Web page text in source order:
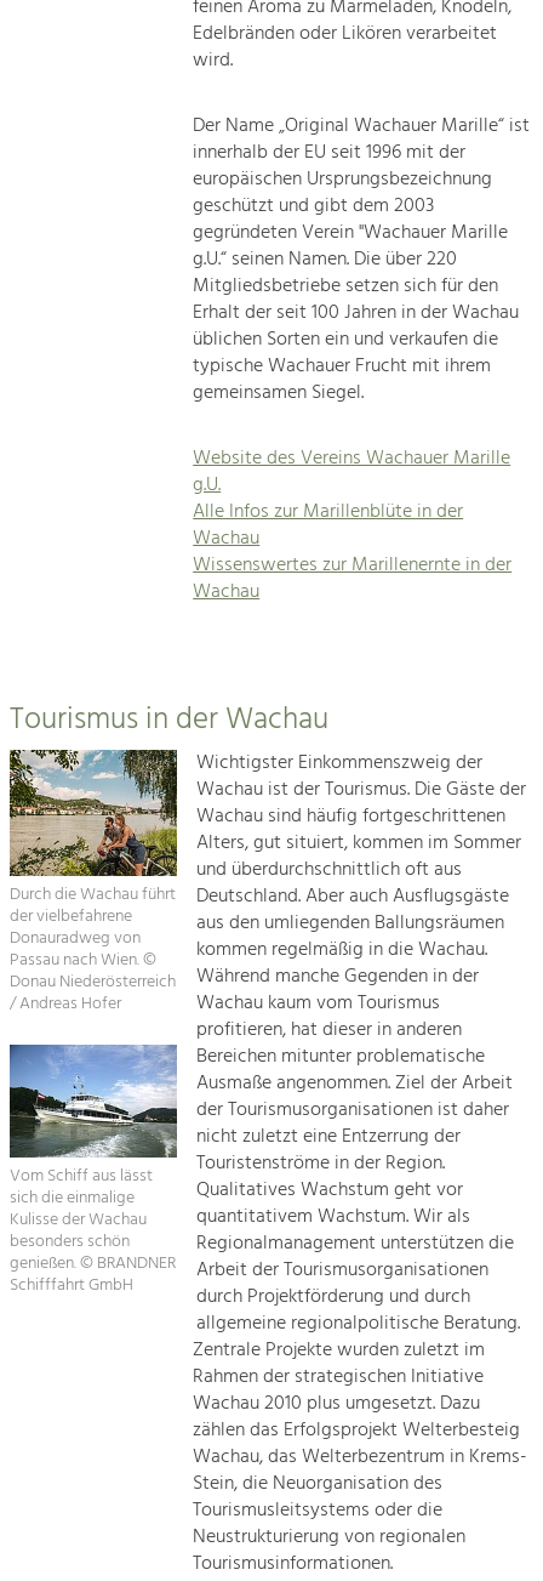
feinen Aroma zu Marmeladen, Knödeln,
Edelbränden oder Likören verarbeitet
wird.
Der Name „Original Wachauer Marille“ ist
innerhalb der EU seit 1996 mit der
europäischen Ursprungsbezeichnung
geschützt und gibt dem 2003
gegründeten Verein "Wachauer Marille
g.U.“ seinen Namen. Die über 220
Mitgliedsbetriebe setzen sich für den
Erhalt der seit 100 Jahren in der Wachau
üblichen Sorten ein und verkaufen die
typische Wachauer Frucht mit ihrem
gemeinsamen Siegel.
Website des Vereins Wachauer Marille
g.U.
Alle Infos zur Marillenblüte in der
Wachau
Wissenswertes zur Marillenernte in der
Wachau
Tourismus in der Wachau
Durch die Wachau führt
der vielbefahrene
Donauradweg von
Passau nach Wien. ©
Donau Niederösterreich
/ Andreas Hofer
Vom Schiff aus lässt
sich die einmalige
Kulisse der Wachau
besonders schön
genießen. © BRANDNER
Schifffahrt GmbH
Wichtigster Einkommenszweig der
Wachau ist der Tourismus. Die Gäste der
Wachau sind häufig fortgeschrittenen
Alters, gut situiert, kommen im Sommer
und überdurchschnittlich oft aus
Deutschland. Aber auch Ausflugsgäste
aus den umliegenden Ballungsräumen
kommen regelmäßig in die Wachau.
Während manche Gegenden in der
Wachau kaum vom Tourismus
profitieren, hat dieser in anderen
Bereichen mitunter problematische
Ausmaße angenommen. Ziel der Arbeit
der Tourismusorganisationen ist daher
nicht zuletzt eine Entzerrung der
Touristenströme in der Region.
Qualitatives Wachstum geht vor
quantitativem Wachstum. Wir als
Regionalmanagement unterstützen die
Arbeit der Tourismusorganisationen
durch Projektförderung und durch
allgemeine regionalpolitische Beratung.
Zentrale Projekte wurden zuletzt im
Rahmen der strategischen Initiative
Wachau 2010 plus umgesetzt. Dazu
zählen das Erfolgsprojekt Welterbesteig
Wachau, das Welterbezentrum in Krems-
Stein, die Neuorganisation des
Tourismusleitsystems oder die
Neustrukturierung von regionalen
Tourismusinformationen.